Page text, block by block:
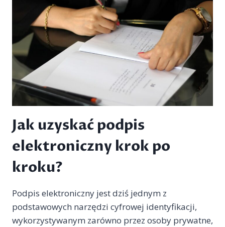
Jak uzyskać podpis
elektroniczny krok po
kroku?
Podpis elektroniczny jest dziś jednym z
podstawowych narzędzi cyfrowej identyfikacji,
wykorzystywanym zarówno przez osoby prywatne,